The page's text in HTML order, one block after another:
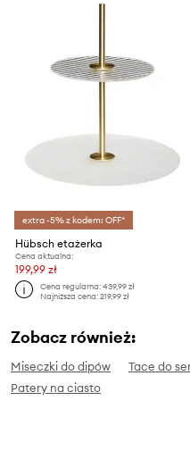
extra -5% z kodem: OFF*
Hübsch etażerka
Cena aktualna:
199,99 zł
Cena regularna:439,99 zł
Najniższa cena:219,99 zł
Zobacz również:
Miseczki do dipów Tace do
Patery na ciasto